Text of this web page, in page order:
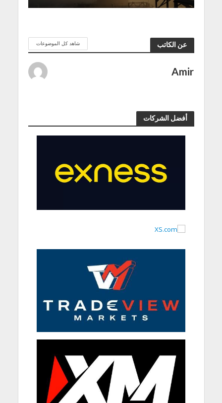
عن الكاتب شاهد كل الموضوعات
Amir
أفضل الشركات